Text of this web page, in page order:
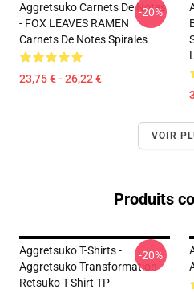
Aggretsuko Carnets De Notes
- FOX LEAVES RAMEN
Carnets De Notes Spirales
23,75 € - 26,22 €
-20%
VOIR
Produits
Aggretsuko T-Shirts -
Aggretsuko Transformation
Retsuko T-Shirt TP
-20%